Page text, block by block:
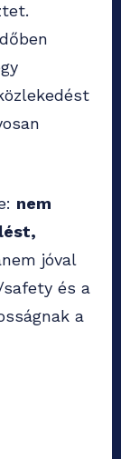
nem
jóval
safety és a
a